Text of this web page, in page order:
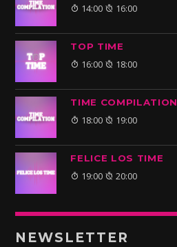
14:00 16:00
TOP TIME
16:00 18:00
TIME COMPILATION
18:00 19:00
FELICE LOS TIME
19:00 20:00
NEWSLETTER